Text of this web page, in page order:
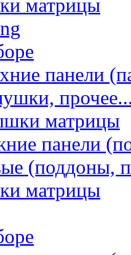
матрицы
панели
матрицы
панели
(поддоны,
матрицы